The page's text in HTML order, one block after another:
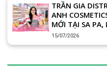
TRẦN GIA
ANH
MỚI TẠI SA PA,
15/07/2026